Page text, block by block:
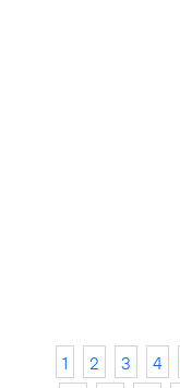
1 2 3 4